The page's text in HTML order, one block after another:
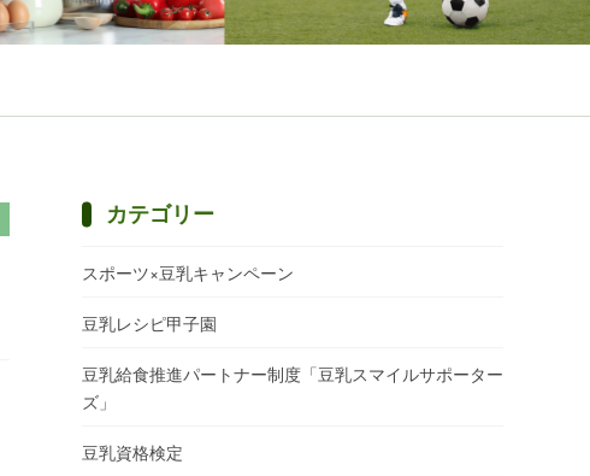
カテゴリー
スポーツ×豆乳キャンペーン
豆乳レシピ甲子園
豆乳給食推進パートナー制度「豆乳スマイルサポーター
ズ」
豆乳資格検定